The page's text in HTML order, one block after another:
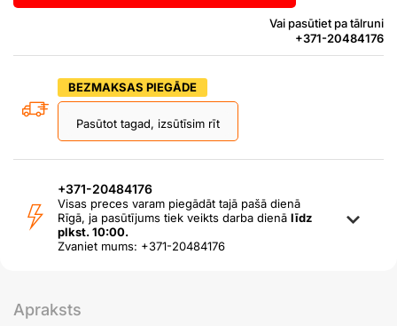
Vai pasūtiet pa tālruni
+371-20484176
BEZMAKSAS PIEGĀDE
Pasūtot tagad, izsūtīsim rīt
+371-20484176
Visas preces varam piegādāt tajā pašā dienā
Rīgā, ja pasūtījums tiek veikts darba dienā līdz
plkst. 10:00.
Zvaniet mums: +371-20484176
Apraksts